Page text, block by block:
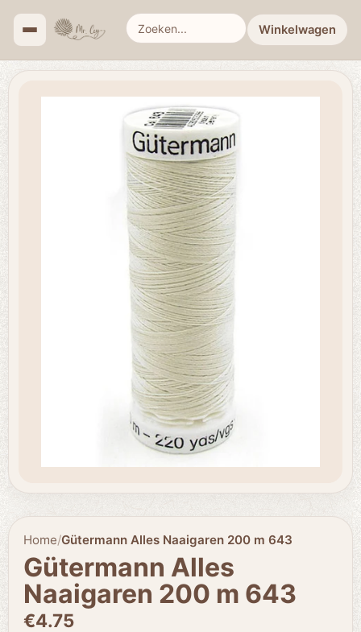
Winkelwagen
Home/Gütermann Alles Naaigaren 200 m 643
Gütermann Alles
Naaigaren 200 m 643
€4.75